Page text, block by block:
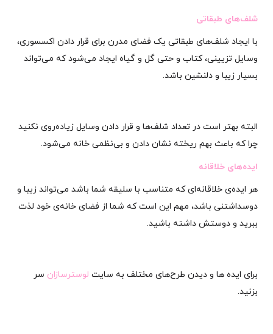
شلف‌های طبقاتی
با ایجاد شلف‌های طبقاتی یک فضای مدرن برای قرار دادن اکسسوری،
وسایل تزیینی، کتاب و حتی گل و گیاه ایجاد می‌شود که می‌تواند
بسیار زیبا و دلنشین باشد.
البته بهتر است در تعداد شلف‌ها و قرار دادن وسایل زیاده‌روی نکنید
چرا که باعث بهم ریخته نشان دادن و بی‌نظمی خانه می‌شود.
ایده‌های خلاقانه
هر ایده‌ی خلاقانه‌ای که متناسب با سلیقه‌‌ شما باشد می‌تواند زیبا و
دوسداشتنی باشد، مهم این است که شما از فضای خانه‌ی خود لذت
ببرید و دوستش داشته باشید.
برای ایده ها و دیدن طرح‌های مختلف به سایت لوسترسازان سر
بزنید.